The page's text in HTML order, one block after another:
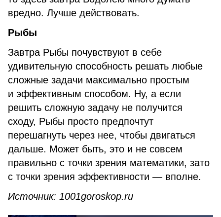
вредно. Лучше действовать.
Рыбы
Завтра Рыбы почувствуют в себе
удивительную способность решать любые
сложные задачи максимально простым
и эффективным способом. Ну, а если
решить сложную задачу не получится
сходу, Рыбы просто предпочтут
перешагнуть через нее, чтобы двигаться
дальше. Может быть, это и не совсем
правильно с точки зрения математики, зато
с точки зрения эффективности — вполне.
Источник: 1001goroskop.ru